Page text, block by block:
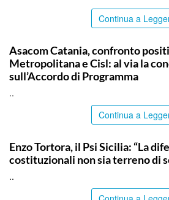
Continua a
Asacom Catania, confronto
Metropolitana e Cisl: al via la
sull’Accordo di Programma
..
Continua a
Enzo Tortora, il Psi Sicilia: “La
costituzionali non sia terreno di
..